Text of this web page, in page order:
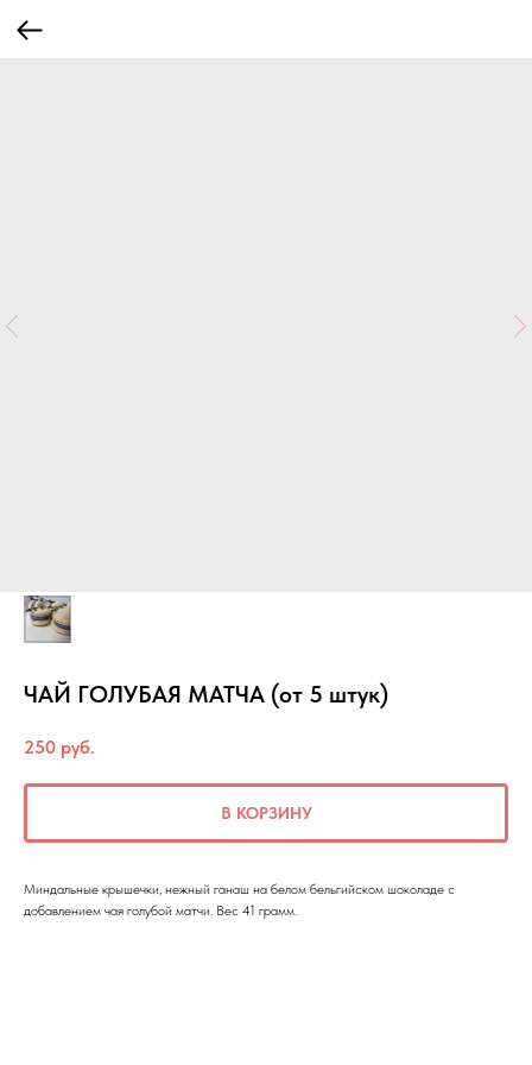
ЧАЙ ГОЛУБАЯ МАТЧА (от 5 штук)
250 руб.
В КОРЗИНУ
Миндальные крышечки, нежный ганаш на белом бельгийском шоколаде с
добавлением чая голубой матчи. Вес 41 грамм.